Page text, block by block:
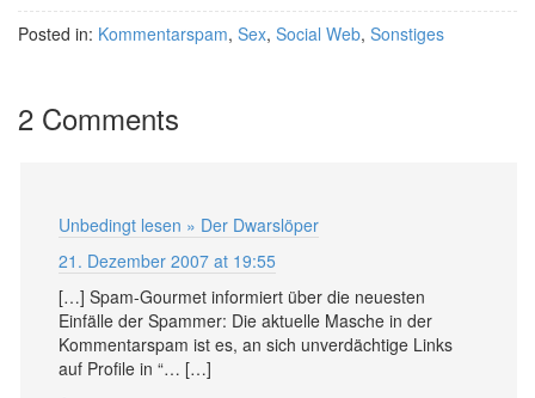
Posted in: Kommentarspam, Sex, Social Web, Sonstiges
2 Comments
Unbedingt lesen » Der Dwarslöper
21. Dezember 2007 at 19:55
[…] Spam-Gourmet informiert über die neuesten
Einfälle der Spammer: Die aktuelle Masche in der
Kommentarspam ist es, an sich unverdächtige Links
auf Profile in “… […]